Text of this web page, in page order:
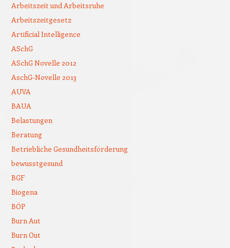
Arbeitszeit und Arbeitsruhe
Arbeitszeitgesetz
Artificial Intelligence
ASchG
ASchG Novelle 2012
AschG-Novelle 2013
AUVA
BAUA
Belastungen
Beratung
Betriebliche Gesundheitsförderung
bewusstgesund
BGF
Biogena
BÖP
Burn Aut
Burn Out